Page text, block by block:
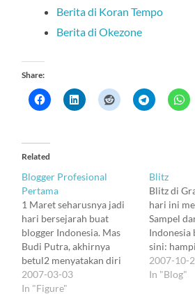
Berita di Koran Tempo
Berita di Okezone
Share:
Related
Blogger Profesional
Pertama
1 Maret seharusnya jadi
hari bersejarah buat
blogger Indonesia. Mas
Budi Putra, akhirnya
betul2 menyatakan diri
keluar dari struktur
Majalah Tempo, dan
2007-03-03
In "Figure"
Blitz
Blitz di
hari ini
Sampel
Indonesia
sini:
personal
Indonesia.
2007-10-
In "Blog"